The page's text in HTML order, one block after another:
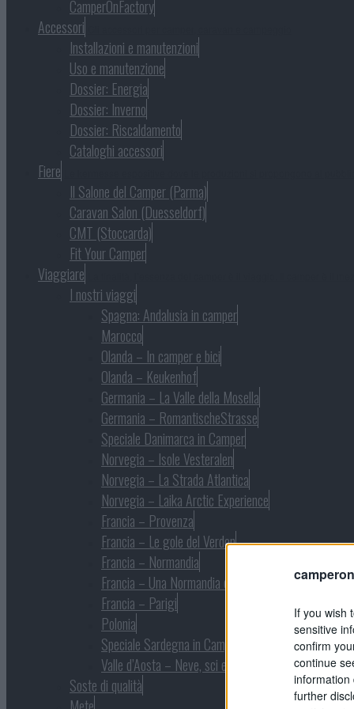
If you wish
sensitive
confirm
continue
information
further
CamperOnFactory
Accessori
Installazioni e manutenzioni
Uso e manutenzione
Dossier: Energia
Dossier: Inverno
Dossier: Riscaldamento
Cataloghi accessori
Fiere
Il Salone del Camper (Parma)
Caravan Salon (Duesseldorf)
CMT (Stoccarda)
Fit Your Camper
Viaggiare
I nostri viaggi
Spagna: Andalusia in camper
Marocco
Olanda – In camper e bici
Olanda – Keukenhof
Germania – La Valle della Mosella
Germania – RomantischeStrasse
Speciale Danimarca in Camper
Norvegia – Isole Vesteralen
Norvegia – La Strada Atlantica
Norvegia – Laika Arctic Experience
Francia – Provenza
Francia – Le gole del Verdon
Francia – Normandia
Francia – Una Normandia diversa
Francia – Parigi
Polonia
Speciale Sardegna in Camper
Valle d’Aosta – Neve, sci e natura
Soste di qualità